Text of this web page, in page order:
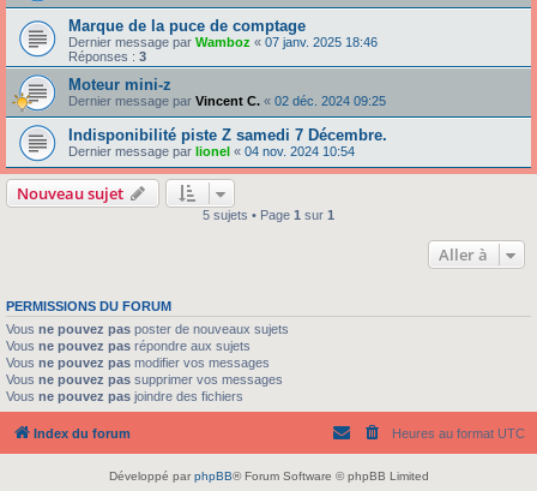
Marque de la puce de comptage
Dernier message par Wamboz « 07 janv. 2025 18:46
Réponses : 3
Moteur mini-z
Dernier message par Vincent C. « 02 déc. 2024 09:25
Indisponibilité piste Z samedi 7 Décembre.
Dernier message par lionel « 04 nov. 2024 10:54
Nouveau sujet
5 sujets • Page 1 sur 1
Aller à
PERMISSIONS DU FORUM
Vous ne pouvez pas poster de nouveaux sujets
Vous ne pouvez pas répondre aux sujets
Vous ne pouvez pas modifier vos messages
Vous ne pouvez pas supprimer vos messages
Vous ne pouvez pas joindre des fichiers
Index du forum Heures au format UTC
Développé par phpBB® Forum Software © phpBB Limited